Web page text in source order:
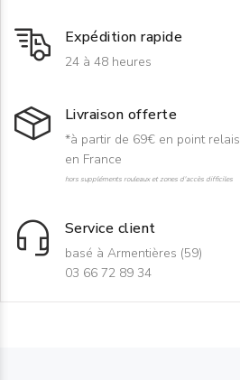
Expédition rapide
24 à 48 heures
Livraison offerte
*à partir de 69€ en point relais
en France
hors suppléments rouleaux et zones d'accès difficiles
Service client
basé à Armentières (59)
03 66 72 89 34